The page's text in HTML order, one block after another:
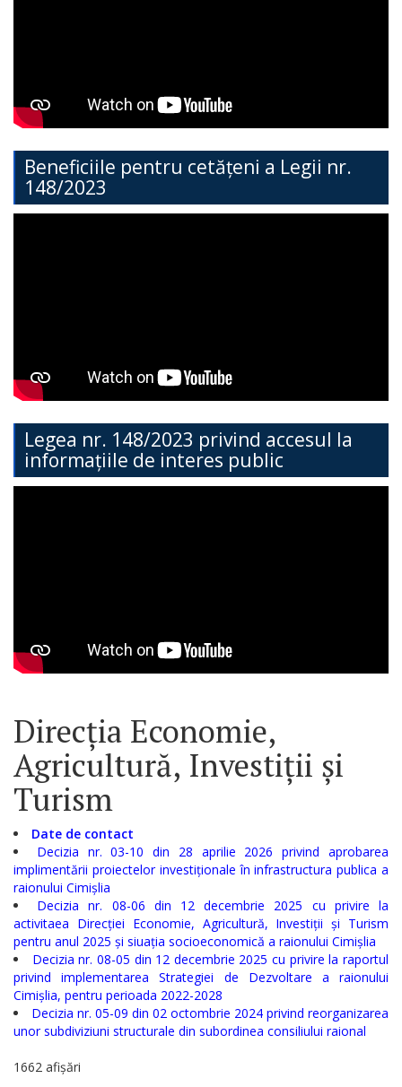
Cimișlia
Direcția
Economie,
Dezvoltare
Teritorială
Secția
Serviciul
Arhitectură,
și
Cadastru
Serviciul
Arhivă
Serviciul
Juridic
Serviciul
Audit
Declarații
de
Beneficiile pentru cetățeni a Legii nr.
148/2023
Legea nr. 148/2023 privind accesul la
informațiile de interes public
Direcția Economie,
Agricultură, Investiții și
Turism
Date de contact
Decizia nr. 03-10 din 28 aprilie 2026 privind aprobarea
implimentării proiectelor investiționale în infrastructura publica a
raionului Cimișlia
Decizia nr. 08-06 din 12 decembrie 2025 cu privire la
activitaea Direcției Economie, Agricultură, Investiții și Turism
pentru anul 2025 și siuația socioeconomică a raionului Cimișlia
Decizia nr. 08-05 din 12 decembrie 2025 cu privire la raportul
privind implementarea Strategiei de Dezvoltare a raionului
Cimișlia, pentru perioada 2022-2028
Decizia nr. 05-09 din 02 octombrie 2024 privind reorganizarea
unor subdiviziuni structurale din subordinea consiliului raional
1662 afișări